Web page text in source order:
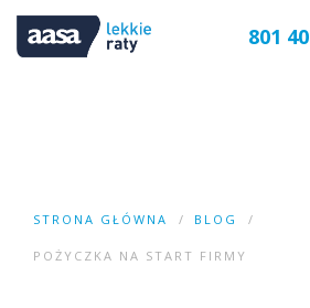
801
STRONA GŁÓWNA BLOG
POŻYCZKA NA START FIRMY